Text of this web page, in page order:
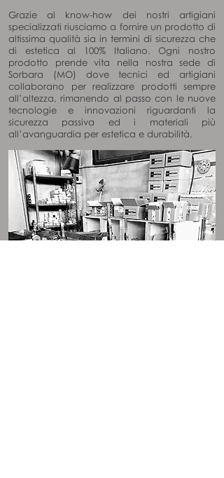
Grazie al know-how dei nostri artigiani
specializzati riusciamo a fornire un prodotto di
altissima qualità sia in termini di sicurezza che
di estetica al 100% Italiano. Ogni nostro
prodotto prende vita nella nostra sede di
Sorbara (MO) dove tecnici ed artigiani
collaborano per realizzare prodotti sempre
all’altezza, rimanendo al passo con le nuove
tecnologie e innovazioni riguardanti la
sicurezza passiva ed i materiali più
all’avanguardia per estetica e durabilità.